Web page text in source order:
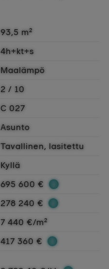
93,5 m²
4h+kt+s
Maalämpö
2 / 10
C 027
Asunto
Tavallinen, lasitettu
Kyllä
695 600 €
278 240 €
7 440 €/m²
417 360 €